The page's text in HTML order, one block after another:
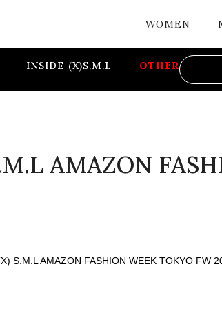
WOMEN
INSIDE (X)S.M.L OTHER
AMAZON
S.M.L AMAZON FASHION WEEK TOKYO FW